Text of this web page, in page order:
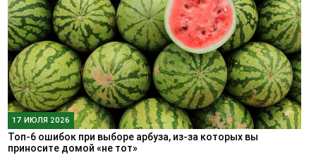
17 ИЮЛЯ 2026
Топ-6 ошибок при выборе арбуза, из-за которых вы
приносите домой «не тот»